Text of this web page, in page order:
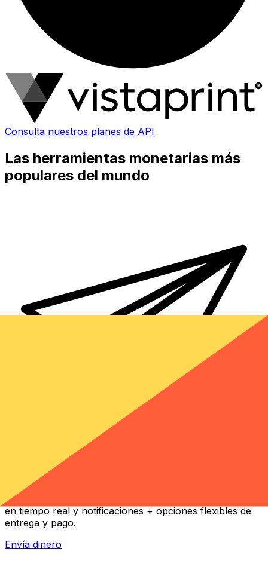
Consulta nuestros planes de API
Las herramientas monetarias más
populares del mundo
Transferencia Internacional de Dinero Xe
Envía dinero online rápido, seguro y fácil. Seguimiento
en tiempo real y notificaciones + opciones flexibles de
entrega y pago.
Envía dinero